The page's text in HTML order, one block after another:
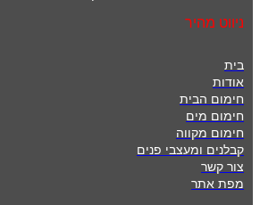
ניווט מהיר
בית
אודות
חימום הבית
חימום מים
חימום מקווה
קבלנים ומעצבי פנים
צור קשר
מפת אתר